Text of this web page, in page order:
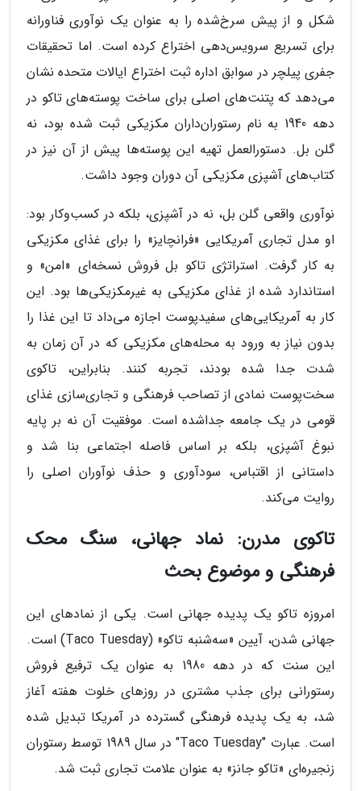
شکل و از پیش سرخ‌شده را به عنوان یک نوآوری فناورانه
برای تسریع سرویس‌دهی اختراع کرده است. اما تحقیقات
جفری پیلچر در سوابق اداره ثبت اختراع ایالات متحده نشان
می‌دهد که پتنت‌های اصلی برای ساخت پوسته‌های تاکو در
دهه 1940 به نام رستوران‌داران مکزیکی ثبت شده بود، نه
گلن بل. دستورالعمل تهیه این پوسته‌ها پیش از آن نیز در
کتاب‌های آشپزی مکزیکی آن دوران وجود داشت.
نوآوری واقعی گلن بل، نه در آشپزی، بلکه در کسب‌وکار بود:
او مدل تجاری آمریکایی «فرانچایز» را برای غذای مکزیکی
به کار گرفت. استراتژی تاکو بل فروش نسخه‌ای «امن» و
استاندارد شده از غذای مکزیکی به غیرمکزیکی‌ها بود. این
کار به آمریکایی‌های سفیدپوست اجازه می‌داد تا این غذا را
بدون نیاز به ورود به محله‌های مکزیکی که در آن زمان به
شدت جدا شده بودند، تجربه کنند. بنابراین، تاکوی
سخت‌پوست نمادی از تصاحب فرهنگی و تجاری‌سازی غذای
قومی در یک جامعه جداشده است. موفقیت آن نه بر پایه
نبوغ آشپزی، بلکه بر اساس فاصله اجتماعی بنا شد و
داستانی از اقتباس، سودآوری و حذف نوآوران اصلی را
روایت می‌کند.
تاکوی مدرن: نماد جهانی، سنگ محک
فرهنگی و موضوع بحث
امروزه تاکو یک پدیده جهانی است. یکی از نمادهای این
جهانی شدن، آیین «سه‌شنبه تاکو» (Taco Tuesday) است.
این سنت که در دهه 1980 به عنوان یک ترفیع فروش
رستورانی برای جذب مشتری در روزهای خلوت هفته آغاز
شد، به یک پدیده فرهنگی گسترده در آمریکا تبدیل شده
است. عبارت "Taco Tuesday" در سال 1989 توسط رستوران
زنجیره‌ای «تاکو جانز» به عنوان علامت تجاری ثبت شد.